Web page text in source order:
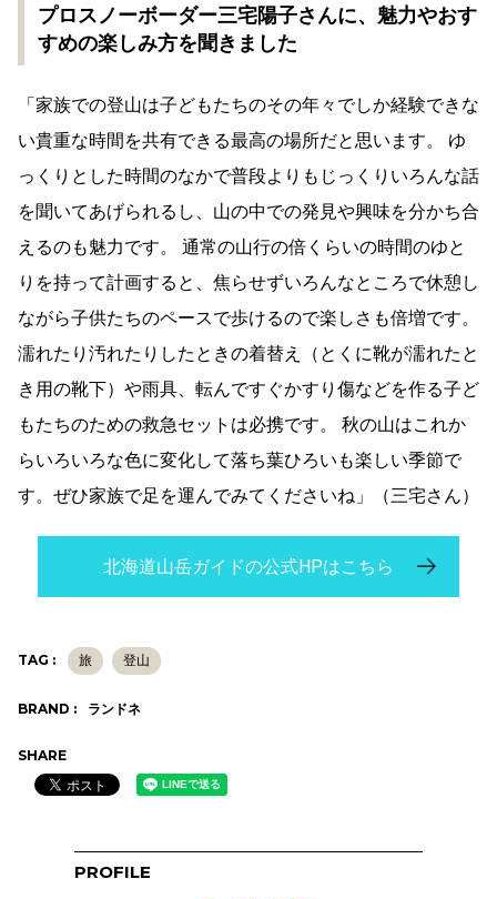
プロスノーボーダー三宅陽子さんに、魅力やおす
すめの楽しみ方を聞きました
「家族での登山は子どもたちのその年々でしか経験できな
い貴重な時間を共有できる最高の場所だと思います。 ゆ
っくりとした時間のなかで普段よりもじっくりいろんな話
を聞いてあげられるし、山の中での発見や興味を分かち合
えるのも魅力です。 通常の山行の倍くらいの時間のゆと
りを持って計画すると、焦らせずいろんなところで休憩し
ながら子供たちのペースで歩けるので楽しさも倍増です。
濡れたり汚れたりしたときの着替え（とくに靴が濡れたと
き用の靴下）や雨具、転んですぐかすり傷などを作る子ど
もたちのための救急セットは必携です。 秋の山はこれか
らいろいろな色に変化して落ち葉ひろいも楽しい季節で
す。ぜひ家族で足を運んでみてくださいね」（三宅さん）
北海道山岳ガイドの公式HPはこちら
TAG : 旅 登山
BRAND : ランドネ
SHARE
PROFILE